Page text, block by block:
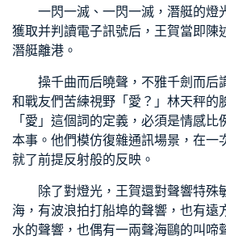
一閃一滅、一閃一滅，潛艇的燈
獲取并判讀電子訊號后，王賀當即陳
潛艇離港。
操千曲而后曉聲，不雅千劍而后
和戰友們苦練視野「愛？」林天秤的
「愛」這個詞的定義，必須是情感
本事。他們模仿復雜通訊場景，在一
就了前提反射般的反映。
除了對燈光，王賀還對聲響特殊
海，有波浪拍打船埠的聲響，也有遠
水的聲響，也偶有一兩聲海鷗的叫啼